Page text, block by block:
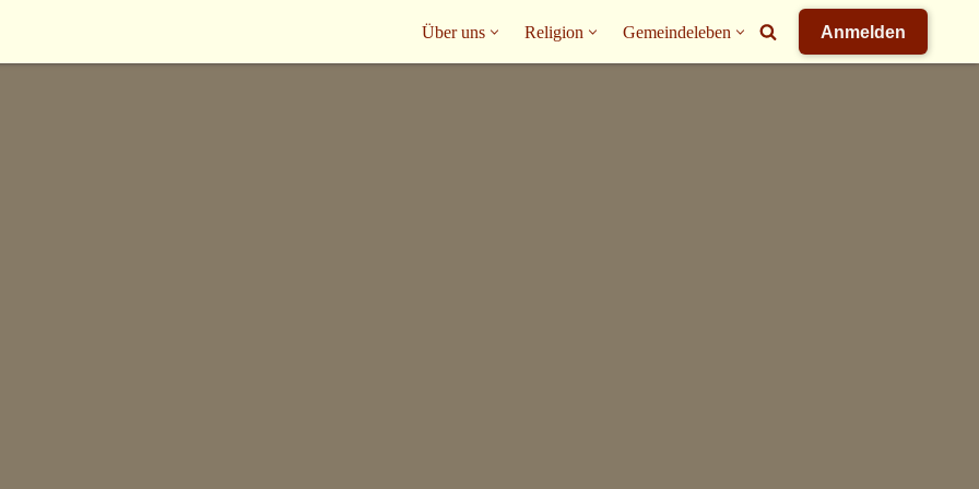
Über uns Religion Gemeindeleben Anmelden